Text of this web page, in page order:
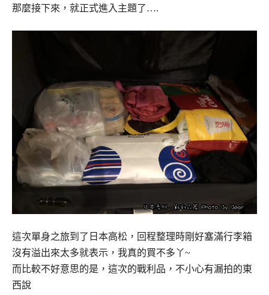
那麼接下來，就正式進入主題了….
這次單身之旅到了日本高松，回程整理時剛好塞滿行李箱
沒有溢出來太多就表示，我真的買不多丫~
而比較不好意思的是，這次的戰利品，不小心有漏拍的東
西說